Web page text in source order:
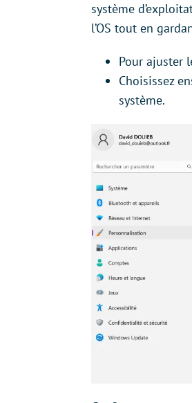
système
l’OS tout en
Pour ajuster
Choisissez
système.